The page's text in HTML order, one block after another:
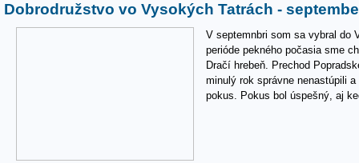
Dobrodružstvo vo Vysokých Tatrách -
V septemnbri som sa vybral do
perióde pekného počasia sme
Dračí hrebeň. Prechod
minulý rok správne nenastúpili
pokus. Pokus bol úspešný, aj